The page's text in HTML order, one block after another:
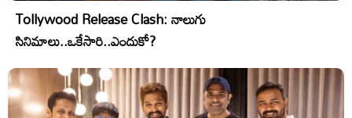
Tollywood Release Clash: నాలుగు
సినిమాలు..ఒకేసారి..ఎందుకో?